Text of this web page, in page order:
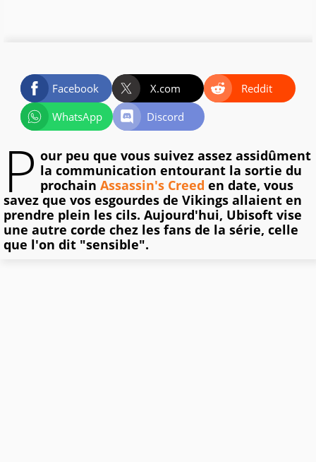
Facebook X.com
Reddit
WhatsApp
Discord
P our peu que vous suivez assez assidûment
la communication entourant la sortie du
prochain Assassin's Creed en date, vous
savez que vos esgourdes de Vikings allaient en
prendre plein les cils. Aujourd'hui, Ubisoft vise
une autre corde chez les fans de la série, celle
que l'on dit "sensible".